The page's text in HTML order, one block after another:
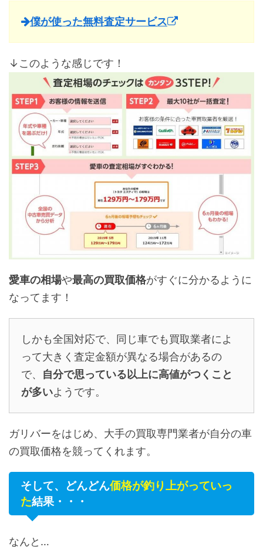
僕が使った無料査定サービス
↓このような感じです！
愛車の相場や最高の買取価格がすぐに分かるように
なってます！
しかも全国対応で、同じ車でも買取業者によ
って大きく査定金額が異なる場合があるの
で、 自分で思っている以上に高値がつくこと
が多いようです。
ガリバーをはじめ、大手の買取専門業者が自分の車
の買取価格を競ってくれます。
そして、どんどん価格が釣り上がっていっ
た結果・・・
なんと…